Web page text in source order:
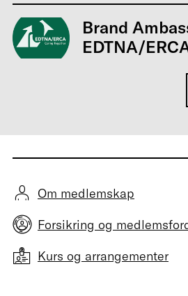
Brand
EDTNA/
Om medlemskap
Forsikring og
Kurs og arrangementer